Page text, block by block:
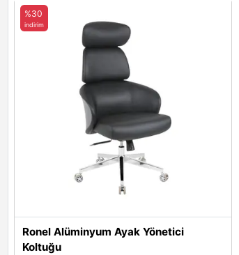
Ronel Alüminyum Ayak Yönetici
Koltuğu
%30
indirim